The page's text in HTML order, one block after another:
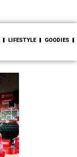
LIFESTYLE GOODIES